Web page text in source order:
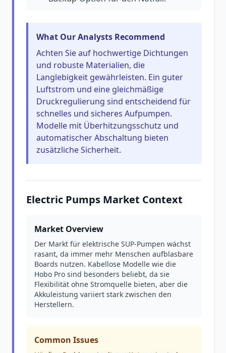
What Our Analysts Recommend
Achten Sie auf hochwertige Dichtungen
und robuste Materialien, die
Langlebigkeit gewährleisten. Ein guter
Luftstrom und eine gleichmäßige
Druckregulierung sind entscheidend für
schnelles und sicheres Aufpumpen.
Modelle mit Überhitzungsschutz und
automatischer Abschaltung bieten
zusätzliche Sicherheit.
Electric Pumps Market Context
Market Overview
Der Markt für elektrische SUP-Pumpen wächst
rasant, da immer mehr Menschen aufblasbare
Boards nutzen. Kabellose Modelle wie die
Hobo Pro sind besonders beliebt, da sie
Flexibilität ohne Stromquelle bieten, aber die
Akkuleistung variiert stark zwischen den
Herstellern.
Common Issues